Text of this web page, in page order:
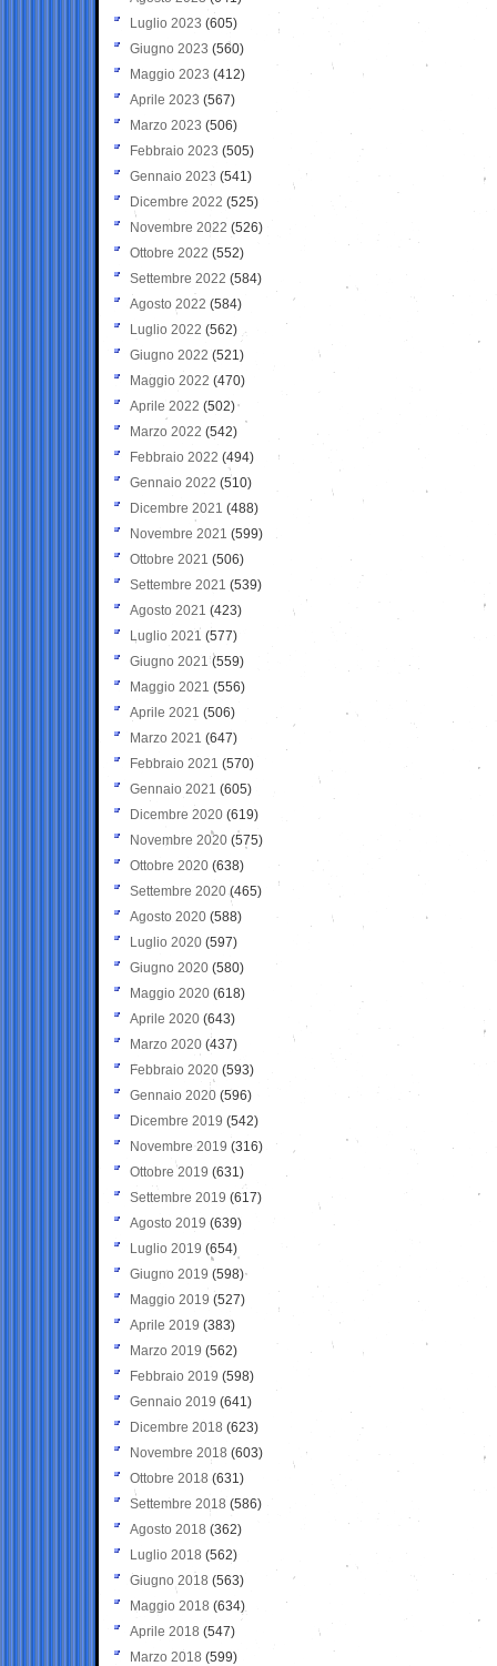
Luglio 2023 (605)
Giugno 2023 (560)
Maggio 2023 (412)
Aprile 2023 (567)
Marzo 2023 (506)
Febbraio 2023 (505)
Gennaio 2023 (541)
Dicembre 2022 (525)
Novembre 2022 (526)
Ottobre 2022 (552)
Settembre 2022 (584)
Agosto 2022 (584)
Luglio 2022 (562)
Giugno 2022 (521)
Maggio 2022 (470)
Aprile 2022 (502)
Marzo 2022 (542)
Febbraio 2022 (494)
Gennaio 2022 (510)
Dicembre 2021 (488)
Novembre 2021 (599)
Ottobre 2021 (506)
Settembre 2021 (539)
Agosto 2021 (423)
Luglio 2021 (577)
Giugno 2021(559)
Maggio 2021 (556)
Aprile 2021 (506)
Marzo 2021 (647)
Febbraio 2021 (570)
Gennaio 2021 (605)
Dicembre 2020 (619)
Novembre 2020 (575)
Ottobre 2020 (638)
Settembre 2020(465)
Agosto 2020 (588)
Luglio 2020 (597)
Giugno 2020 (580)
Maggio 2020 (618)
Aprile 2020 (643)
Marzo 2020 (437)
Febbraio 2020 (593)
Gennaio 2020 (596)
Dicembre 2019 (542)
Novembre 2019 (316)
Ottobre 2019 (631)
Settembre 2019 (617)
Agosto 2019 (639)
Luglio 2019 (654)
Giugno 2019 (598)
Maggio 2019 (527)
Aprile 2019 (383)
Marzo 2019 (562)
Febbraio 2019 (598)
Gennaio 2019 (641)
Dicembre 2018 (623)
Novembre 2018 (603)
Ottobre 2018 (631)
Settembre 2018 (586)
Agosto 2018 (362)
Luglio 2018 (562)
Giugno 2018 (563)
Maggio 2018 (634)
Aprile 2018 (547)
Marzo 2018 (599)